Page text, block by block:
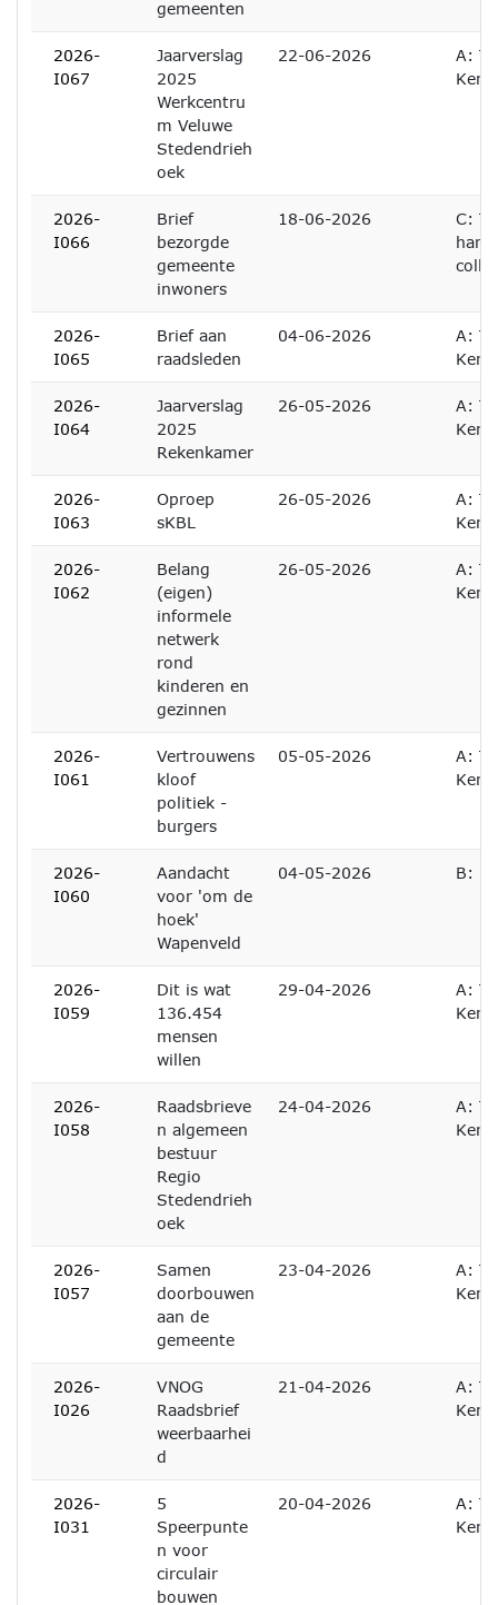
gemeenten
2026-
I067
Jaarverslag
2025
Werkcentru
m Veluwe
Stedendrieh
oek
22-06-2026
A:
2026-
I066
Brief
bezorgde
gemeente
inwoners
18-06-2026
C:
2026-
I065
Brief aan
raadsleden
04-06-2026
A:
2026-
I064
Jaarverslag
2025
Rekenkamer
26-05-2026
A:
2026-
I063
Oproep
sKBL
26-05-2026
A:
2026-
I062
Belang
(eigen)
informele
netwerk
rond
kinderen en
gezinnen
26-05-2026
A:
2026-
I061
Vertrouwens
kloof
politiek -
burgers
05-05-2026
A:
2026-
I060
Aandacht
voor 'om de
hoek'
Wapenveld
04-05-2026 B:
2026-
I059
Dit is wat
136.454
mensen
willen
29-04-2026
A:
2026-
I058
Raadsbrieve
n algemeen
bestuur
Regio
Stedendrieh
oek
24-04-2026
A:
2026-
I057
Samen
doorbouwen
aan de
gemeente
23-04-2026
A:
2026-
I026
VNOG
Raadsbrief
weerbaarhei
d
21-04-2026
A:
2026-
I031
5
Speerpunte
n voor
circulair
bouwen
20-04-2026
A: